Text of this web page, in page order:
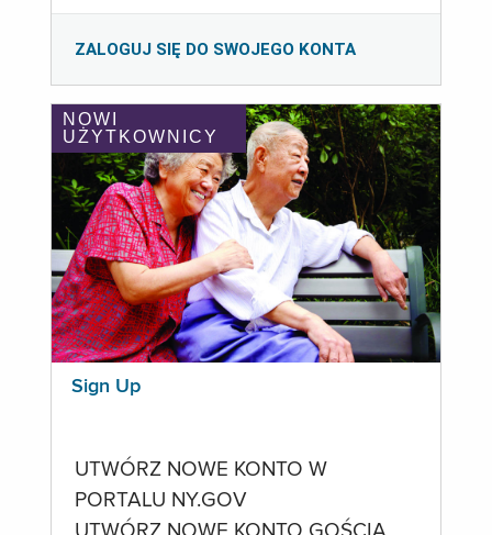
ZALOGUJ SIĘ DO SWOJEGO KONTA
NOWI
UŻYTKOWNICY
Sign Up
UTWÓRZ NOWE KONTO W
PORTALU NY.GOV